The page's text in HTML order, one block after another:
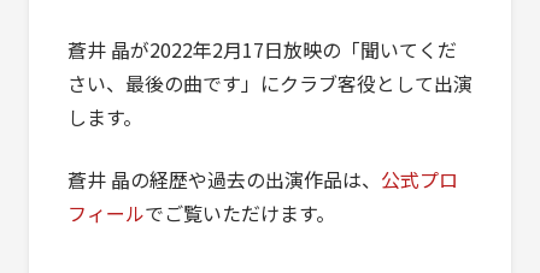
蒼井 晶が2022年2月17日放映の「聞いてくだ
さい、最後の曲です」にクラブ客役として出演
します。
蒼井 晶の経歴や過去の出演作品は、 公式プロ
フィールでご覧いただけます。